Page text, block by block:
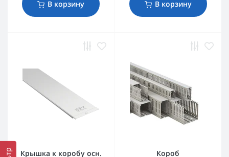
В корзину В корзину
Крышка к коробу осн. Короб